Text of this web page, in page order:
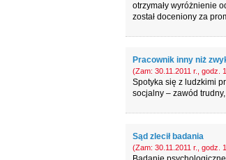
otrzymały wyróżnienie
został doceniony za
Pracownik inny niż
(Zam: 30.11.2011 r., godz.
Spotyka się z ludzkimi
socjalny – zawód
Sąd zlecił badania
(Zam: 30.11.2011 r., godz.